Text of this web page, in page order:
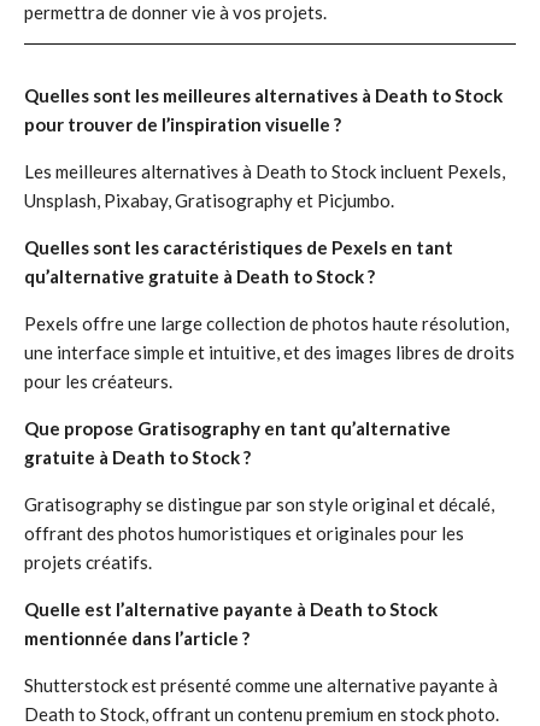
permettra de donner vie à vos projets.
Quelles sont les meilleures alternatives à Death to Stock
pour trouver de l’inspiration visuelle ?
Les meilleures alternatives à Death to Stock incluent Pexels,
Unsplash, Pixabay, Gratisography et Picjumbo.
Quelles sont les caractéristiques de Pexels en tant
qu’alternative gratuite à Death to Stock ?
Pexels offre une large collection de photos haute résolution,
une interface simple et intuitive, et des images libres de droits
pour les créateurs.
Que propose Gratisography en tant qu’alternative
gratuite à Death to Stock ?
Gratisography se distingue par son style original et décalé,
offrant des photos humoristiques et originales pour les
projets créatifs.
Quelle est l’alternative payante à Death to Stock
mentionnée dans l’article ?
Shutterstock est présenté comme une alternative payante à
Death to Stock, offrant un contenu premium en stock photo.